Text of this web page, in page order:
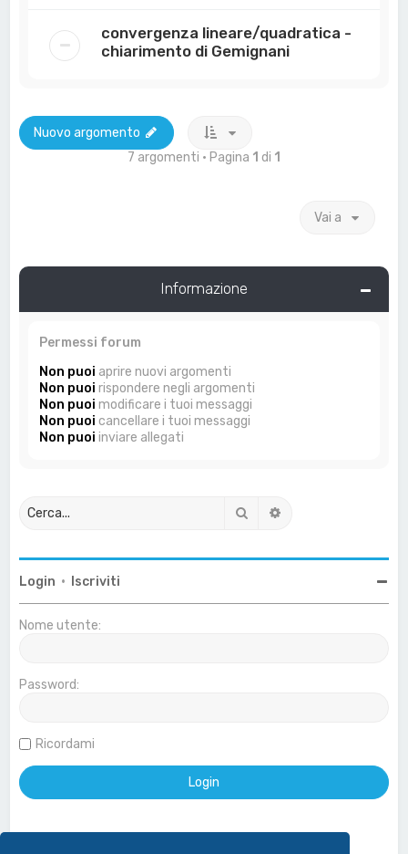
convergenza lineare/quadratica -
chiarimento di Gemignani
Nuovo argomento
7 argomenti • Pagina 1 di 1
Vai a
Informazione
Permessi forum
Non puoi aprire nuovi argomenti
Non puoi rispondere negli argomenti
Non puoi modificare i tuoi messaggi
Non puoi cancellare i tuoi messaggi
Non puoi inviare allegati
Cerca
Login • Iscriviti
Nome utente:
Password:
Ricordami